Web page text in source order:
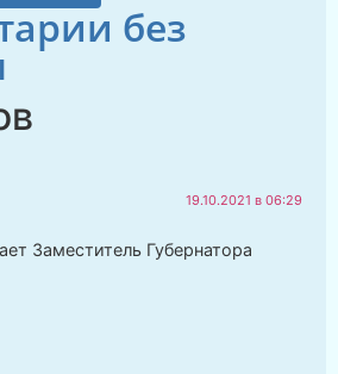
без
19.10.2021 в 06:29
Заместитель Губернатора